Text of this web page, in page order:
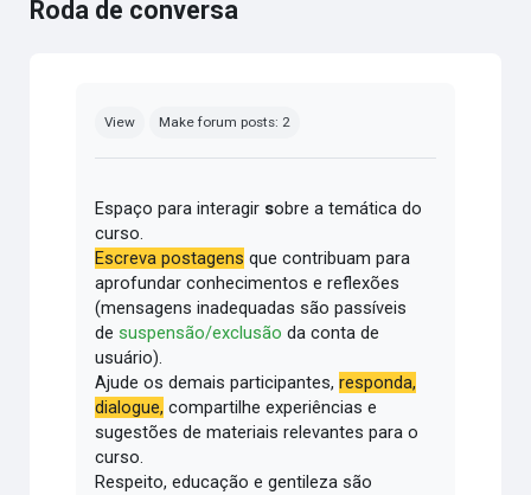
Roda de conversa
View Make forum posts: 2
Espaço para interagir sobre a temática do
curso.
Escreva postagens que contribuam para
aprofundar conhecimentos e reflexões
(mensagens inadequadas são passíveis
desuspensão/exclusão da conta de
usuário).
Ajude os demais participantes,responda,
dialogue, compartilhe experiências e
sugestões de materiais relevantes para o
curso.
Respeito, educação e gentileza são